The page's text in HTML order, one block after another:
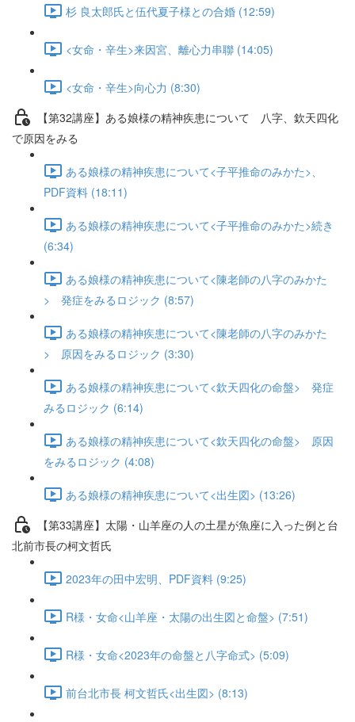
杉 良太郎氏と伍代夏子様との合婚 (12:59)
<女命・辛生>来因宮、離心力串聯 (14:05)
<女命・辛生>向心力 (8:30)
【第32講座】ある娘様の精神疾患について 八字、欽天四化
で原因をみる
ある娘様の精神疾患について<子平推命のみかた>、
PDF資料 (18:11)
ある娘様の精神疾患について<子平推命のみかた>続き
(6:34)
ある娘様の精神疾患について<陳老師の八字のみかた
> 発症をみるロジック (8:57)
ある娘様の精神疾患について<陳老師の八字のみかた
> 原因をみるロジック (3:30)
ある娘様の精神疾患について<欽天四化の命盤> 発症
みるロジック (6:14)
ある娘様の精神疾患について<欽天四化の命盤> 原因
をみるロジック (4:08)
ある娘様の精神疾患について<出生図> (13:26)
【第33講座】太陽・山羊座の人の土星が魚座に入った例と台
北前市長の柯文哲氏
2023年の田中宏明、PDF資料 (9:25)
R様・女命<山羊座・太陽の出生図と命盤> (7:51)
R様・女命<2023年の命盤と八字命式> (5:09)
前台北市長 柯文哲氏<出生図> (8:13)